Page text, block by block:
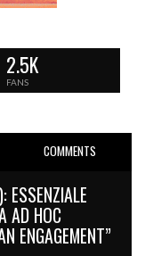
2.5K
FANS
COMMENTS
ESSENZIALE
AD HOC
ENGAGEMENT”